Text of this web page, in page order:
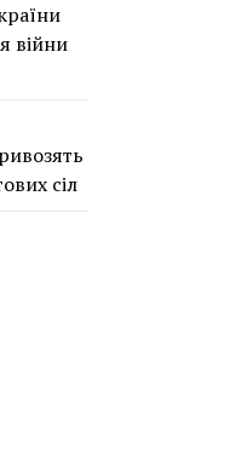
війни
сіл